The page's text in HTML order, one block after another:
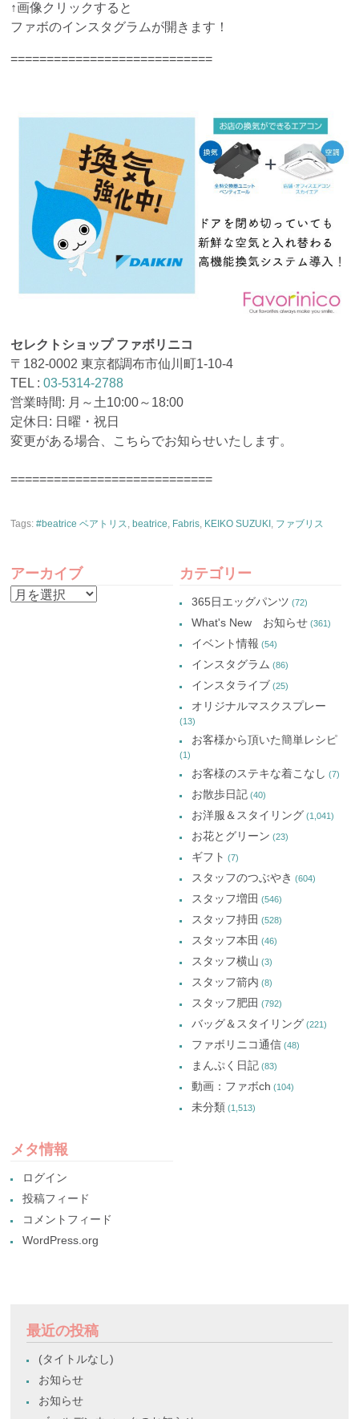
↑画像クリックすると
ファボのインスタグラムが開きます！
============================
セレクトショップ ファボリニコ
〒182-0002 東京都調布市仙川町1-10-4
TEL :03-5314-2788
営業時間: 月～土10:00～18:00
定休日: 日曜・祝日
変更がある場合、こちらでお知らせいたします。
============================
Tags:#beatrice ベアトリス ,beatrice Fabris KEIKO SUZUKI ファブリス
アーカイブ
ア
カテゴリー
365日エッグパンツ (72)
What's New お知らせ(361)
イベント情報 (54)
インスタグラム (86)
インスタライブ (25)
オリジナルマスクスプレー
(13)
お客様から頂いた簡単レシピ
(1)
お客様のステキな着こなし (7)
お散歩日記(40)
お洋服＆スタイリング (1,041)
お花とグリーン (23)
ギフト (7)
スタッフのつぶやき (604)
スタッフ増田 (546)
スタッフ持田 (528)
スタッフ本田 (46)
スタッフ横山 (3)
スタッフ箭内 (8)
スタッフ肥田 (792)
バッグ＆スタイリング (221)
ファボリニコ通信(48)
まんぷく日記(83)
動画：ファボch (104)
未分類 (1,513)
メタ情報
ログイン
投稿フィード
コメントフィード
WordPress.org
最近の投稿
(タイトルなし)
お知らせ
お知らせ